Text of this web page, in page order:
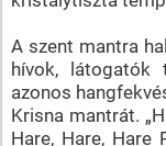
A szent mantra
hívok, látogatók
azonos
Krisna mantrát.
Hare, Hare, Hare